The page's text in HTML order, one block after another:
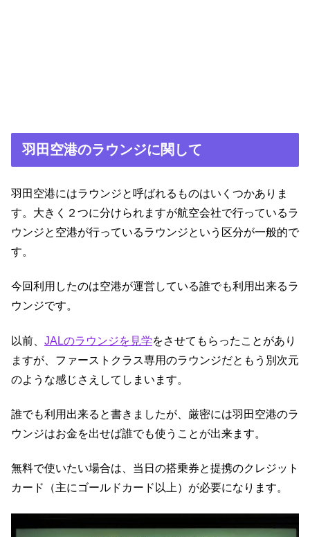
羽田空港のラウンジに関して
羽田空港にはラウンジと呼ばれるものはいくつかありま
す。大きく２つに分けられますが航空会社で行っているラ
ウンジと空港が行っているラウンジという区分が一般的で
す。
今回利用したのは空港が運営している誰でも利用出来るラ
ウンジです。
以前、 JALのラウンジを見学をさせてもらったことがあり
ますが、ファーストクラス専用のラウンジだともう別次元
のような感じさえしてしまいます。
誰でも利用出来ると書きましたが、厳密には羽田空港のラ
ウンジはお金を出せば誰でも使うことが出来ます。
無料で使いたい場合は、当日の搭乗券と提携のクレジット
カード（主にゴールドカード以上）が必要になります。